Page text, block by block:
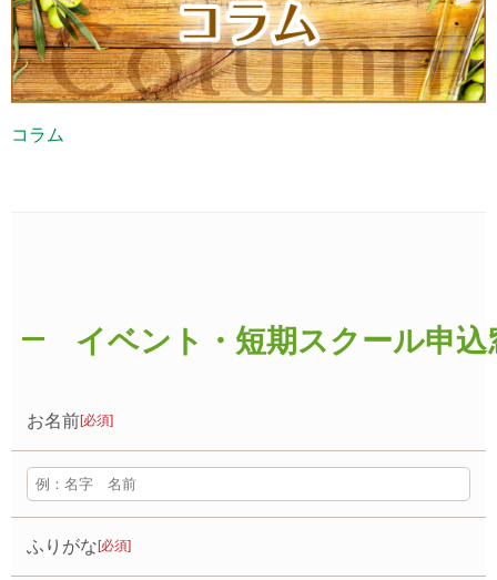
コラム
イベント・短期スクール申
お名前[必須]
ふりがな[必須]